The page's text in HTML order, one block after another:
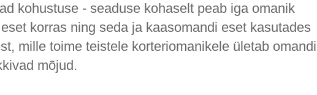
kohustuse - seaduse kohaselt peab iga omanik
korras ning seda ja kaasomandi eset kasutades
mille toime teistele korteriomanikele ületab omandi
mõjud.